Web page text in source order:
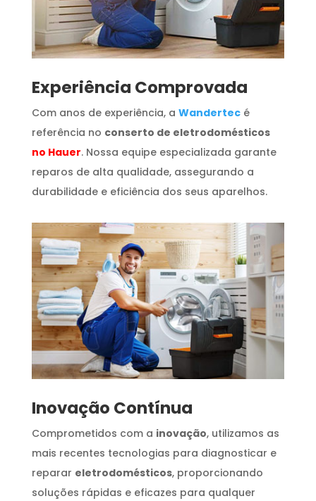
​Experiência Comprovada
Com anos de experiência, a Wandertecé
referência no conserto de eletrodomésticos
no Hauer. Nossa equipe especializada garante
reparos de alta qualidade, assegurando a
durabilidade e eficiência dos seus aparelhos.
Inovação Contínua
Comprometidos com a inovação, utilizamos as
mais recentes tecnologias para diagnosticar e
reparar eletrodomésticos, proporcionando
soluções rápidas e eficazes para qualquer